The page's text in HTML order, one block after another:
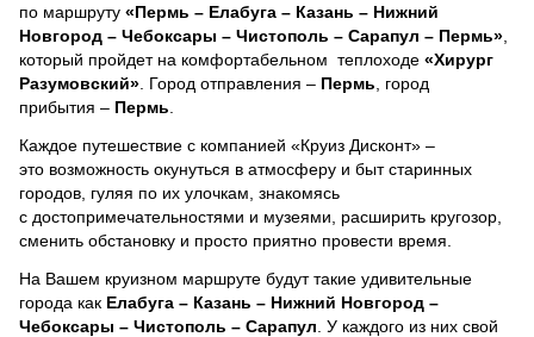
по маршруту «Пермь – Елабуга – Казань – Нижний
Новгород – Чебоксары – Чистополь – Сарапул – Пермь»
который пройдет на комфортабельном теплоходе «Хирург
Разумовский» . Город отправления – Пермь , город
прибытия – Пермь
Каждое путешествие с компанией «Круиз Дисконт» –
это возможность окунуться в атмосферу и быт старинных
городов, гуляя по их улочкам, знакомясь
с достопримечательностями и музеями, расширить кругозор,
сменить обстановку и просто приятно провести время.
На Вашем круизном маршруте будут такие удивительные
города как Елабуга – Казань – Нижний Новгород –
Чебоксары – Чистополь – Сарапул . У каждого из них свой